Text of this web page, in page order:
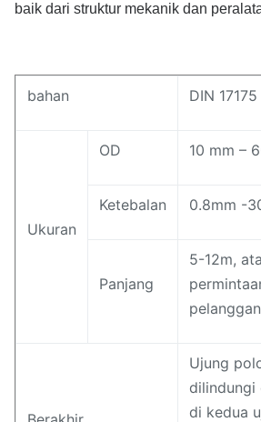
baik dari struktur mekanik dan
bahan DIN
Ukuran
OD 10 mm –
Ketebalan 0.8mm -
Panjang
5-12m,
pelanggan
Ujung
dilindungi
di kedua